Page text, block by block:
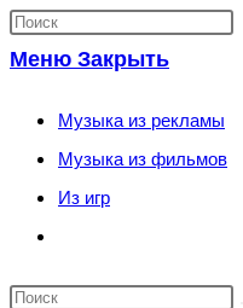
по
веб-
сайту
Меню Закрыть
Музыка из рекламы
Музыка из фильмов
Из игр
по